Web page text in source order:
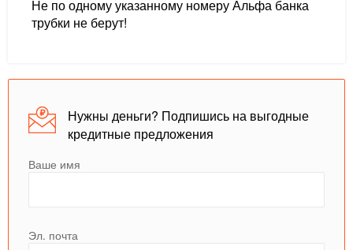
Не по одному указанному номеру Альфа банка
трубки не берут!
Нужны деньги? Подпишись на выгодные
кредитные предложения
Ваше имя
Эл. почта